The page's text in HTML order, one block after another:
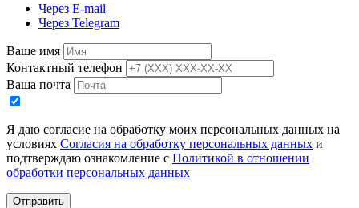
Через E-mail
Через Telegram
Ваше имя
Контактный телефон
Ваша почта
Я даю согласие на обработку моих персональных данных на
условиях Согласия на обработку персональных данных и
подтверждаю ознакомление с Политикой в отношении
обработки персональных данных
Отправить